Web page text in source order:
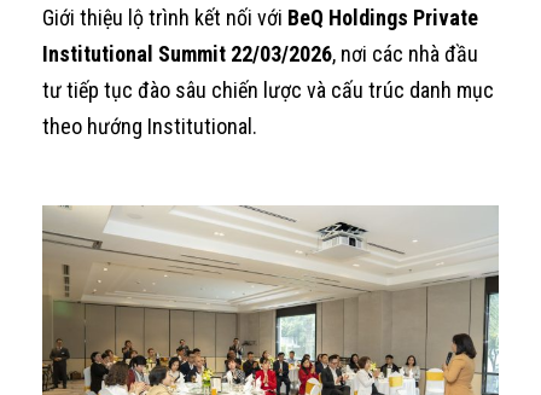
Giới thiệu lộ trình kết nối với BeQ Holdings Private
Institutional Summit 22/03/2026, nơi các nhà đầu
tư tiếp tục đào sâu chiến lược và cấu trúc danh mục
theo hướng Institutional.